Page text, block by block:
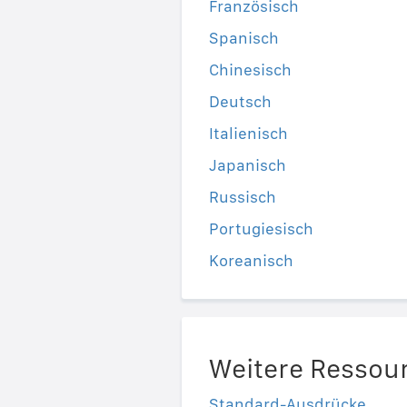
Französisch
Spanisch
Chinesisch
Deutsch
Italienisch
Japanisch
Russisch
Portugiesisch
Koreanisch
Weitere